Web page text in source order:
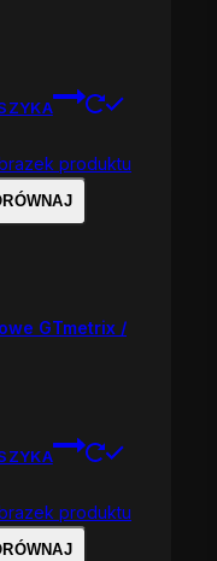
GTmetrix /